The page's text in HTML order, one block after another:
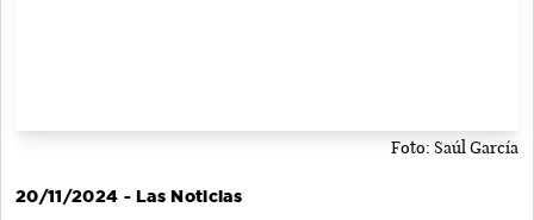
Foto: Saúl García
20/11/2024 - Las Noticias